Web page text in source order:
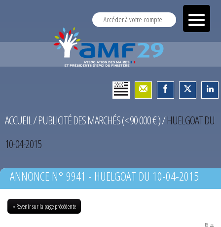
Accéder à votre compte
ACCUEIL/PUBLICITÉ DES MARCHÉS (< 90 000 € )/HUELGOAT DU
10-04-2015
ANNONCE N° 9941 - HUELGOAT DU 10-04-2015
« Revenir sur la page précédente
PDF